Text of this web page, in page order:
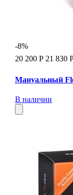
-8%
20 200 Р 21 830
Мануальный
В наличии